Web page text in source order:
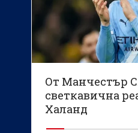
От Манчестър
светкавична
Халанд